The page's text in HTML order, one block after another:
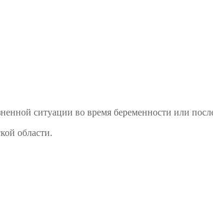
ситуации во время беременности или
области.